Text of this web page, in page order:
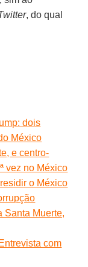
, do qual
dois
México
e centro-
vez no México
o México
Santa Muerte,
com